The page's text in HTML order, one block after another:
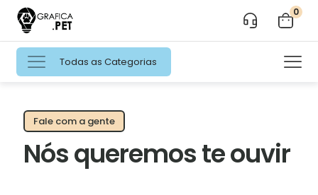
0
Todas as Categorias
Fale com a gente
Nós queremos te ouvir